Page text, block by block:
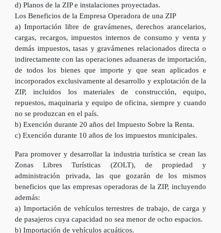
d) Planos de la ZIP e instalaciones proyectadas.
Los Beneficios de la Empresa Operadora de una ZIP
a) Importación libre de gravámenes, derechos arancelarios,
cargas, recargos, impuestos internos de consumo y venta y
demás impuestos, tasas y gravámenes relacionados directa o
indirectamente con las operaciones aduaneras de importación,
de todos los bienes que importe y que sean aplicados e
incorporados exclusivamente al desarrollo y explotación de la
ZIP, incluidos los materiales de construcción, equipo,
repuestos, maquinaria y equipo de oficina, siempre y cuando
no se produzcan en el país.
b) Exención durante 20 años del Impuesto Sobre la Renta.
c) Exención durante 10 años de los impuestos municipales.
Para promover y desarrollar la industria turística se crean las
Zonas Libres Turísticas (ZOLT), de propiedad y
administración privada, las que gozarán de los mismos
beneficios que las empresas operadoras de la ZIP, incluyendo
además:
a) Importación de vehículos terrestres de trabajo, de carga y
de pasajeros cuya capacidad no sea menor de ocho espacios.
b) Importación de vehículos acuáticos.